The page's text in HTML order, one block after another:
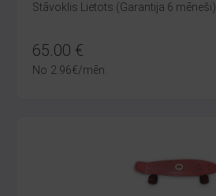
Stāvoklis Lietots (Garantija 6 mēneši)
65.00 €
No 2.96€/mēn.